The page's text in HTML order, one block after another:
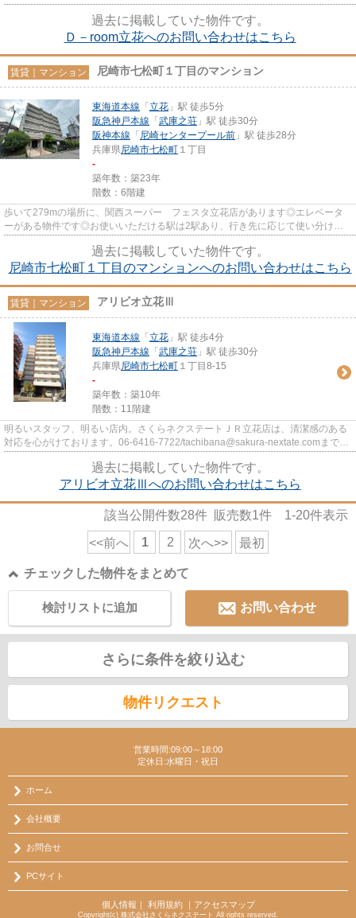
過去に掲載していた物件です。
Ｄ－room立花へのお問い合わせはこちら
賃貸｜マンション 尼崎市七松町１丁目のマンション
東海道本線 「 立花 」駅 徒歩5分
阪急神戸本線 「 武庫之荘 」駅 徒歩30分
阪神本線 「 尼崎センタープール前 」駅 徒歩28分
兵庫県尼崎市七松町 １丁目
-
築年数：築23年
階数：6階建
歩いて279mの場所に、関西スーパー フェスタ立花店があります◎エレベータ
ーがある物件です◎お使いいただける駅は2駅あり、行き先に応じて使い分けが
過去に掲載していた物件です。
尼崎市七松町１丁目のマンションへのお問い合わせはこちら
賃貸｜マンション アリビオ立花Ⅲ
東海道本線 「 立花 」駅 徒歩4分
阪急神戸本線 「 武庫之荘 」駅 徒歩30分
兵庫県尼崎市七松町 １丁目8-15
-
築年数：築10年
階数：11階建
明るいスタッフ、明るい店内。さくらネクステートＪＲ立花店は、清潔感のある
対応を心がけております。06-6416-7722/tachibana@sakura-nextate.comまでご
過去に掲載していた物件です。
アリビオ立花Ⅲへのお問い合わせはこちら
該当公開件数28件 販売数1件 1-20件表示
<<前へ 1 2 次へ>> 最初
チェックした物件をまとめて
お問い合わせ
検討リストに追加
さらに条件を絞り込む
物件リクエスト
営業時間:09:00～18:00
定休日:水曜日・祝日
ホーム
会社概要
お問合せ
PCサイト
個人情報 利用規約｜ アクセスマップ
Copyright(c) 株式会社さくらネクステート All rights reserved.